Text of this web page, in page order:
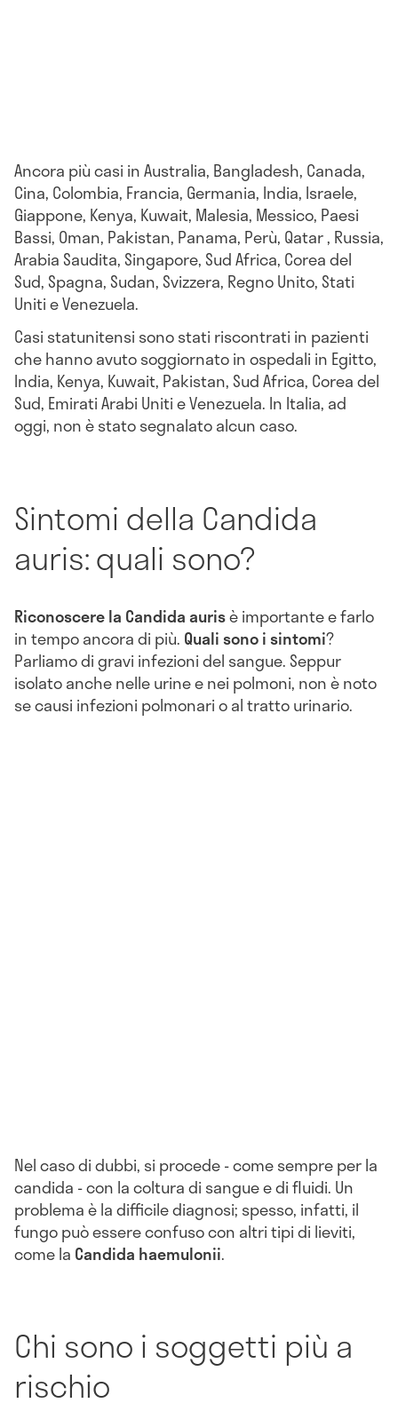
Ancora più casi in Australia, Bangladesh, Canada,
Cina, Colombia, Francia, Germania, India, Israele,
Giappone, Kenya, Kuwait, Malesia, Messico, Paesi
Bassi, Oman, Pakistan, Panama, Perù, Qatar , Russia,
Arabia Saudita, Singapore, Sud Africa, Corea del
Sud, Spagna, Sudan, Svizzera, Regno Unito, Stati
Uniti e Venezuela.
Casi statunitensi sono stati riscontrati in pazienti
che hanno avuto soggiornato in ospedali in Egitto,
India, Kenya, Kuwait, Pakistan, Sud Africa, Corea del
Sud, Emirati Arabi Uniti e Venezuela. In Italia, ad
oggi, non è stato segnalato alcun caso.
Sintomi della Candida
auris: quali sono?
Riconoscere la Candida aurisè importante e farlo
in tempo ancora di più. Quali sono isintomi?
Parliamo di gravi infezioni del sangue. Seppur
isolato anche nelle urine e nei polmoni, non è noto
se causi infezioni polmonari o al tratto urinario.
Nel caso di dubbi, si procede - come sempre per la
candida - con la coltura di sangue e di fluidi. Un
problema è la difficile diagnosi; spesso, infatti, il
fungo puòessere confuso con altri tipi di lieviti,
comela Candida haemulonii.
Chi sono i soggetti più a
rischio